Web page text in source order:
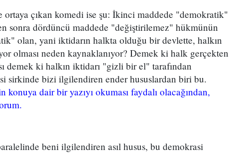
çıkan komedi ise şu: İkinci maddede "demokratik"
sonra dördüncü maddede "değiştirilemez" hükmünün
olan, yani iktidarın halkta olduğu bir devlette, halkın
olması neden kaynaklanıyor? Demek ki halk gerçekten
demek ki halkın iktidarı "gizli bir el" tarafından
sirkinde bizi ilgilendiren ender hususlardan biri bu.
dair bir yazıyı okuması faydalı olacağından,
beni ilgilendiren asıl husus, bu demokrasi